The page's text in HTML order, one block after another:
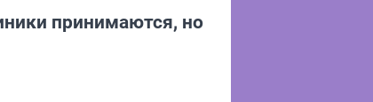
принимаются, но